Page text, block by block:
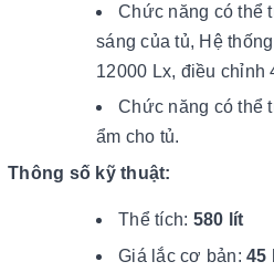
Chức năng có thể
sáng của tủ, Hệ
12000 Lx, điều chỉnh
Chức năng có thể
ẩm cho tủ.
Thông số kỹ thuật:
Thể tích: 580 lít
Giá lắc cơ bản: 45